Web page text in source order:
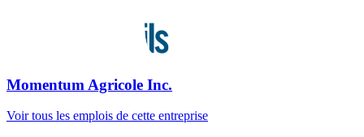
Momentum Agricole Inc.
Voir tous les emplois de cette entreprise